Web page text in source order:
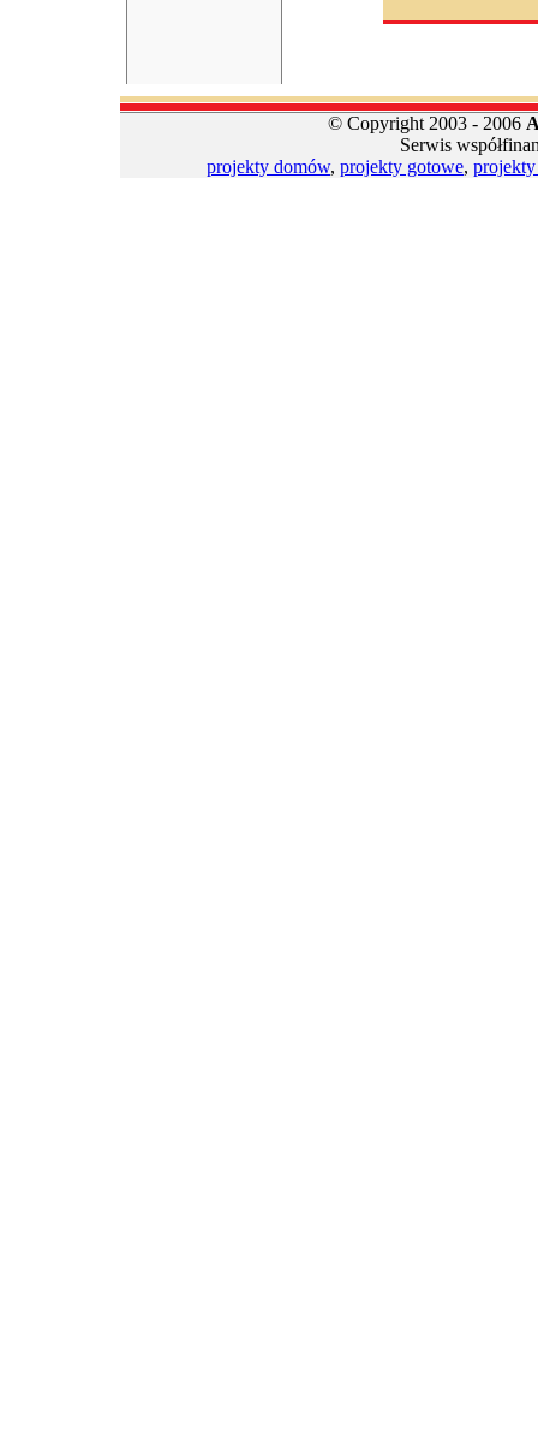
© Copyright 2003 - 2006
Serwis
projekty domów, projekty gotowe,